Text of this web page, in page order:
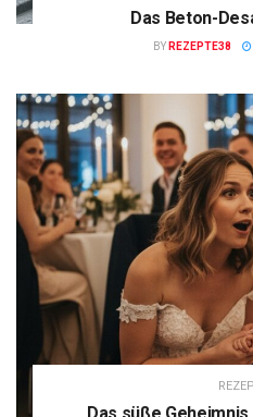
Das Beton-
BY REZEPTE38